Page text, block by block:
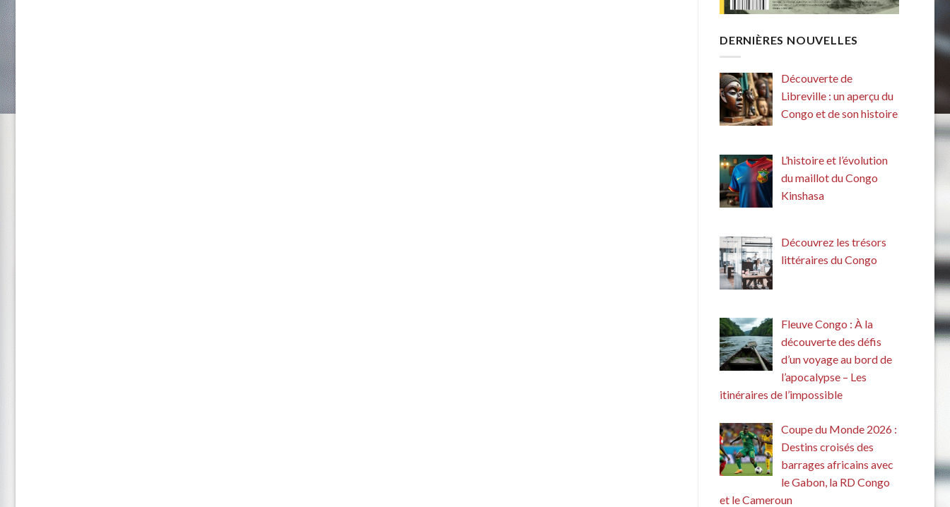
DERNIÈRES NOUVELLES
Découverte de
Libreville : un aperçu du
Congo et de son histoire
L’histoire et l’évolution
du maillot du Congo
Kinshasa
Découvrez les trésors
littéraires du Congo
Fleuve Congo : À la
découverte des défis
d’un voyage au bord de
l’apocalypse – Les
itinéraires de l’impossible
Coupe du Monde 2026 :
Destins croisés des
barrages africains avec
le Gabon, la RD Congo
et le Cameroun